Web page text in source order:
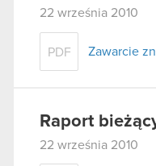
22 września 2010
PDF Zawarcie
Raport
22 września 2010